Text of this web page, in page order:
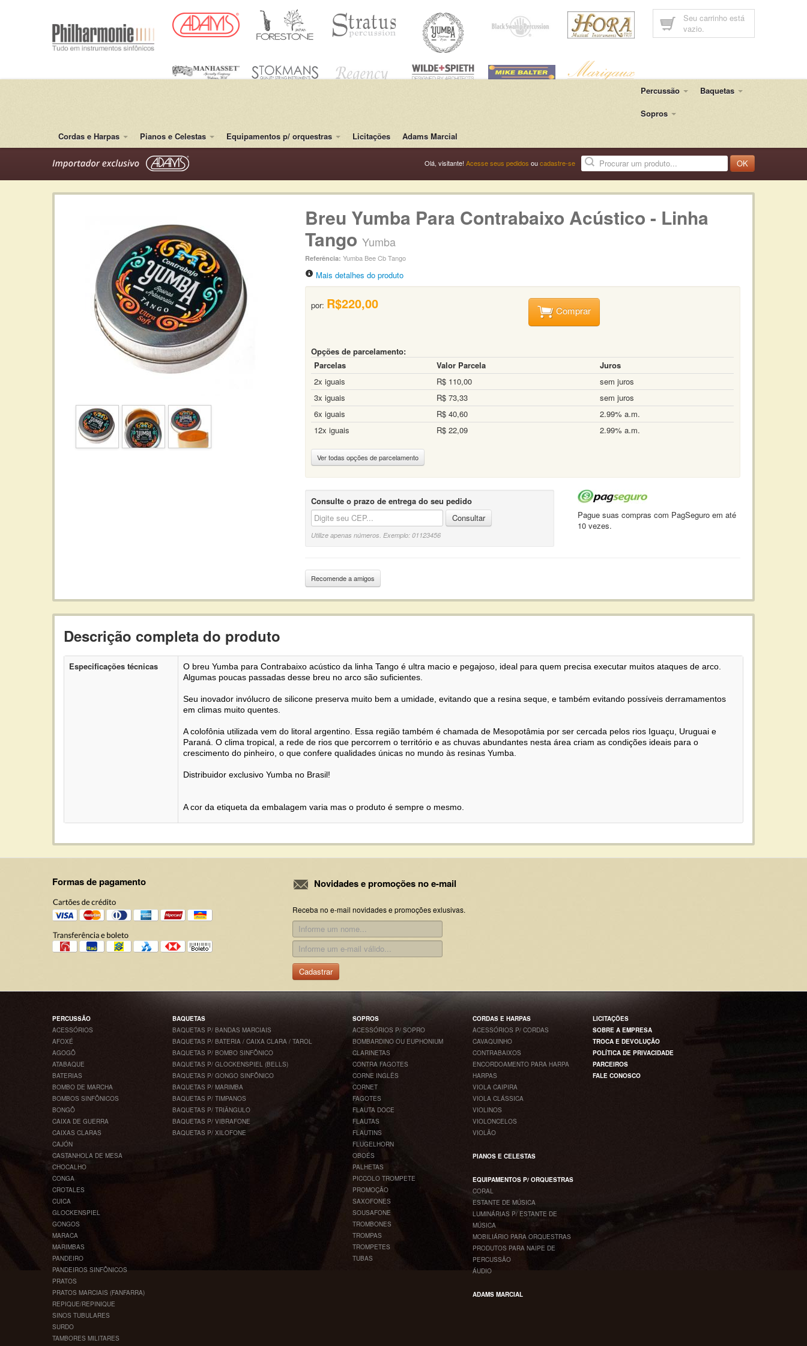
Seu carrinho está
vazio.
Percussão
Baquetas
Sopros
Cordas e Harpas
Pianos e Celestas Equipamentos p/ orquestras Licitações Adams Marcial
OK
Olá, visitante! Acesse seus pedidos oucadastre-se
Breu Yumba Para Contrabaixo Acústico - Linha
TangoYumba
Referência: Yumba Bee Cb Tango
Mais detalhes do produto
por: R$220,00 Comprar
Opções de parcelamento:
Parcelas
Valor Parcela
Juros
2x iguais
R$ 110,00
sem juros
3x iguais
R$ 73,33
sem juros
6x iguais
R$ 40,60
2.99% a.m.
12x iguais
R$ 22,09 2.99% a.m.
Ver todas opções de parcelamento
Consulte o prazo de entrega do seu pedido
Consultar
Utilize apenas números. Exemplo: 01123456
Pague suas compras com PagSeguro em até
10 vezes.
Recomende a amigos
Descrição completa do produto
Especificações técnicas
O breu Yumba para Contrabaixo acústico da linha Tango é ultra macio e pegajoso, ideal para quem precisa executar muitos ataques de arco.
Algumas poucas passadas desse breu no arco são suficientes.
Seu inovador invólucro de silicone preserva muito bem a umidade, evitando que a resina seque, e também evitando possíveis derramamentos
em climas muito quentes.
A colofônia utilizada vem do litoral argentino. Essa região também é chamada de Mesopotâmia por ser cercada pelos rios Iguaçu, Uruguai e
Paraná. O clima tropical, a rede de rios que percorrem o território e as chuvas abundantes nesta área criam as condições ideais para o
crescimento do pinheiro, o que confere qualidades únicas no mundo às resinas Yumba.
Distribuidor exclusivo Yumba no Brasil!
A cor da etiqueta da embalagem varia mas o produto é sempre o mesmo.
Formas de pagamento Novidades e promoções no e-mail
Receba no e-mail novidades e promoções exlusivas.
Cadastrar
PERCUSSÃO
ACESSÓRIOS
AFOXÉ
AGOGÔ
ATABAQUE
BATERIAS
BOMBO DE MARCHA
BOMBOS SINFÔNICOS
BONGÔ
CAIXA DE GUERRA
CAIXAS CLARAS
CAJÓN
CASTANHOLA DE MESA
CHOCALHO
CONGA
CROTALES
CUICA
GLOCKENSPIEL
GONGOS
MARACA
MARIMBAS
PANDEIRO
PANDEIROS SINFÔNICOS
PRATOS
PRATOS MARCIAIS (FANFARRA)
REPIQUE/REPINIQUE
SINOS TUBULARES
SURDO
TAMBORES MILITARES
BAQUETAS
BAQUETAS P/ BANDAS MARCIAIS
BAQUETAS P/ BATERIA / CAIXA CLARA / TAROL
BAQUETAS P/ BOMBO SINFÔNICO
BAQUETAS P/ GLOCKENSPIEL (BELLS)
BAQUETAS P/ GONGO SINFÔNICO
BAQUETAS P/ MARIMBA
BAQUETAS P/ TIMPANOS
BAQUETAS P/ TRIÂNGULO
BAQUETAS P/ VIBRAFONE
BAQUETAS P/ XILOFONE
SOPROS
ACESSÓRIOS P/ SOPRO
BOMBARDINO OU EUPHONIUM
CLARINETAS
CONTRA FAGOTES
CORNE INGLÊS
CORNET
FAGOTES
FLAUTA DOCE
FLAUTAS
FLAUTINS
FLUGELHORN
OBOÉS
PALHETAS
PICCOLO TROMPETE
PROMOÇÃO
SAXOFONES
SOUSAFONE
TROMBONES
TROMPAS
TROMPETES
TUBAS
CORDAS E HARPAS
ACESSÓRIOS P/ CORDAS
CAVAQUINHO
CONTRABAIXOS
ENCORDOAMENTO PARA HARPA
HARPAS
VIOLA CAIPIRA
VIOLA CLÁSSICA
VIOLINOS
VIOLONCELOS
VIOLÃO
PIANOS E CELESTAS
EQUIPAMENTOS P/ ORQUESTRAS
CORAL
ESTANTE DE MÚSICA
LUMINÁRIAS P/ ESTANTE DE
MÚSICA
MOBILIÁRIO PARA ORQUESTRAS
PRODUTOS PARA NAIPE DE
PERCUSSÃO
ÁUDIO
ADAMS MARCIAL
LICITAÇÕES
SOBRE A EMPRESA
TROCA E DEVOLUÇÃO
POLÍTICA DE PRIVACIDADE
PARCEIROS
FALE CONOSCO